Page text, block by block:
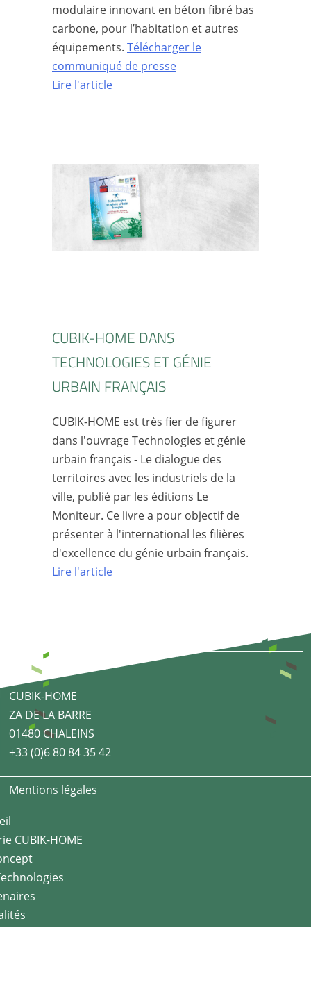
modulaire innovant en béton fibré bas
carbone, pour l’habitation et autres
équipements. Télécharger le
communiqué de presse
Lire l'article
CUBIK-HOME DANS
TECHNOLOGIES ET GÉNIE
URBAIN FRANÇAIS
CUBIK-HOME est très fier de figurer
dans l'ouvrage Technologies et génie
urbain français - Le dialogue des
territoires avec les industriels de la
ville, publié par les éditions Le
Moniteur. Ce livre a pour objectif de
présenter à l'international les filières
d'excellence du génie urbain français.
Lire l'article
CUBIK-HOME
ZA DE LA BARRE
01480 CHALEINS
+33 (0)6 80 84 35 42
Mentions légales
CUBIK-HOME